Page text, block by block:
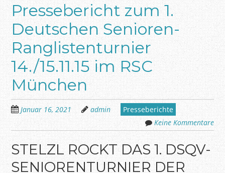
Pressebericht zum 1.
Deutschen Senioren-
Ranglistenturnier
14./15.11.15 im RSC
München
Januar 16, 2021 admin
Presseberichte
Keine Kommentare
STELZL ROCKT DAS 1. DSQV-
SENIORENTURNIER DER